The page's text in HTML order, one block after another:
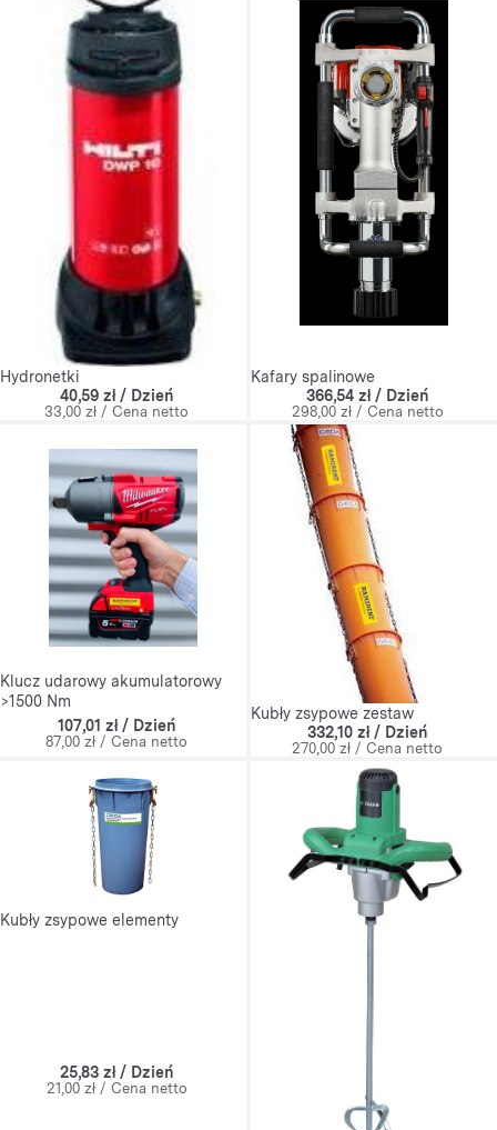
Hydronetki
40,59 zł / Dzień
33,00 zł / Cena netto
Kafary spalinowe
366,54 zł / Dzień
298,00 zł / Cena netto
Klucz udarowy akumulatorowy
>1500 Nm
107,01 zł / Dzień
87,00 zł / Cena netto
Kubły zsypowe zestaw
332,10 zł / Dzień
270,00 zł / Cena netto
Kubły zsypowe elementy
25,83 zł / Dzień
21,00 zł / Cena netto